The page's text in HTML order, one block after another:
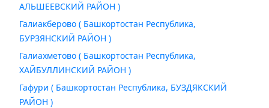
АЛЬШЕЕВСКИЙ РАЙОН )
Галиакберово ( Башкортостан Республика,
БУРЗЯНСКИЙ РАЙОН )
Галиахметово ( Башкортостан Республика,
ХАЙБУЛЛИНСКИЙ РАЙОН )
Гафури ( Башкортостан Республика, БУЗДЯКСКИЙ
РАЙОН )